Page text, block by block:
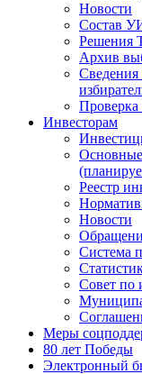
Новости
Состав
Решения
Архив
Сведения
Проверка
Инвесторам
Реестр
Новости
Система
Совет по
Меры
80 лет Победы
Электронный